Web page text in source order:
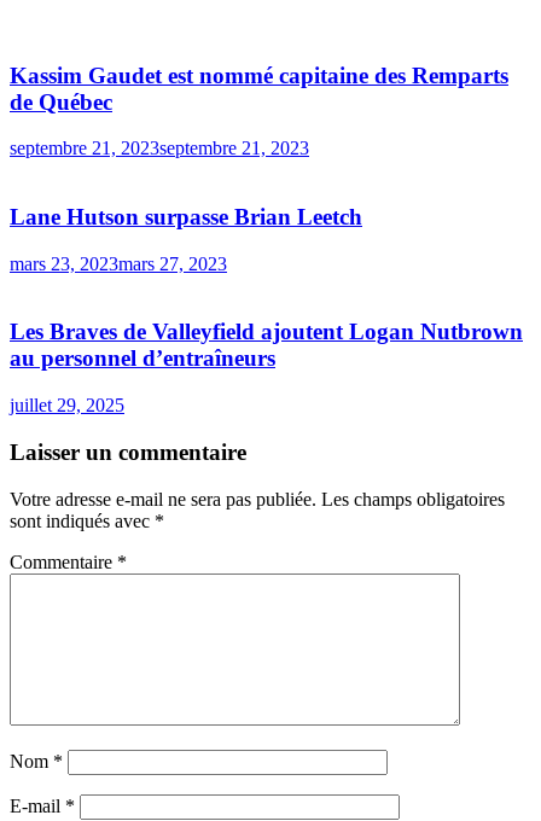
Kassim Gaudet est nommé capitaine des Remparts
de Québec
septembre 21, 2023septembre 21, 2023
Lane Hutson surpasse Brian Leetch
mars 23, 2023mars 27, 2023
Les Braves de Valleyfield ajoutent Logan Nutbrown
au personnel d’entraîneurs
juillet 29, 2025
Laisser un commentaire
Votre adresse e-mail ne sera pas publiée. Les champs obligatoires
sont indiqués avec *
Commentaire *
Nom *
E-mail *